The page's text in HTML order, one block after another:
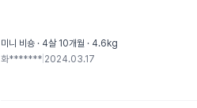
미니 비숑 · 4살 10개월 · 4.6kg
화******* 2024.03.17